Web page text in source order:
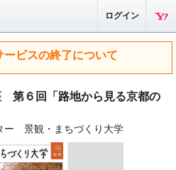
ログイン
ービスの終了について
第６回「路地から見る京都の
ー 景観・まちづくり大学